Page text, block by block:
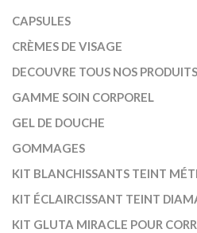
CAPSULES
CRÈMES DE VISAGE
DECOUVRE TOUS NOS
GAMME SOIN CORPOREL
GEL DE DOUCHE
GOMMAGES
KIT BLANCHISSANTS TEINT
KIT ÉCLAIRCISSANT TEINT
KIT GLUTA MIRACLE POUR